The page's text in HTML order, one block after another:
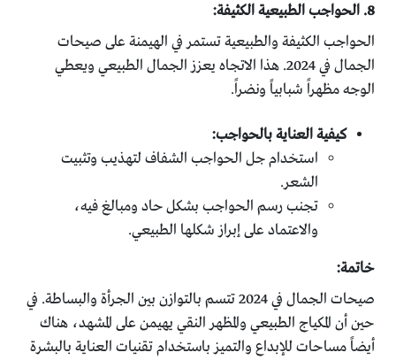
8. الحواجب الطبيعية الكثيفة:
الحواجب الكثيفة والطبيعية تستمر في الهيمنة على صيحات
الجمال في 2024. هذا الاتجاه يعزز الجمال الطبيعي ويعطي
الوجه مظهراً شبابياً ونضراً.
كيفية العناية بالحواجب:
استخدام جل الحواجب الشفاف لتهذيب وتثبيت
الشعر.
تجنب رسم الحواجب بشكل حاد ومبالغ فيه،
والاعتماد على إبراز شكلها الطبيعي.
خاتمة:
صيحات الجمال في 2024 تتسم بالتوازن بين الجرأة والبساطة. في
حين أن المكياج الطبيعي والمظهر النقي يهيمن على المشهد، هناك
أيضاً مساحات للإبداع والتميز باستخدام تقنيات العناية بالبشرة